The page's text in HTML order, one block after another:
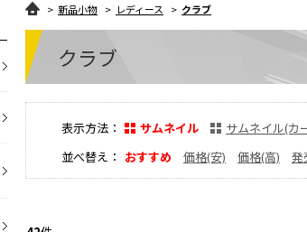
> 新品小物 > レディース > クラブ
クラブ
表示方法： サムネイル サムネイル(カ
並べ替え： おすすめ 価格(安) 価格(高) 発